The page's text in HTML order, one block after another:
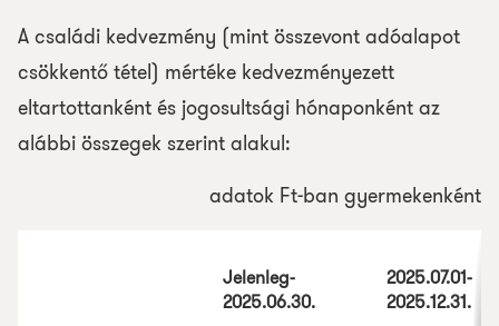
A családi kedvezmény (mint összevont adóalapot
csökkentő tétel) mértéke kedvezményezett
eltartottanként és jogosultsági hónaponként az
alábbi összegek szerint alakul:
adatok Ft-ban gyermekenként
Jelenleg-
2025.06.30.
2025.07.01-
2025.12.31.